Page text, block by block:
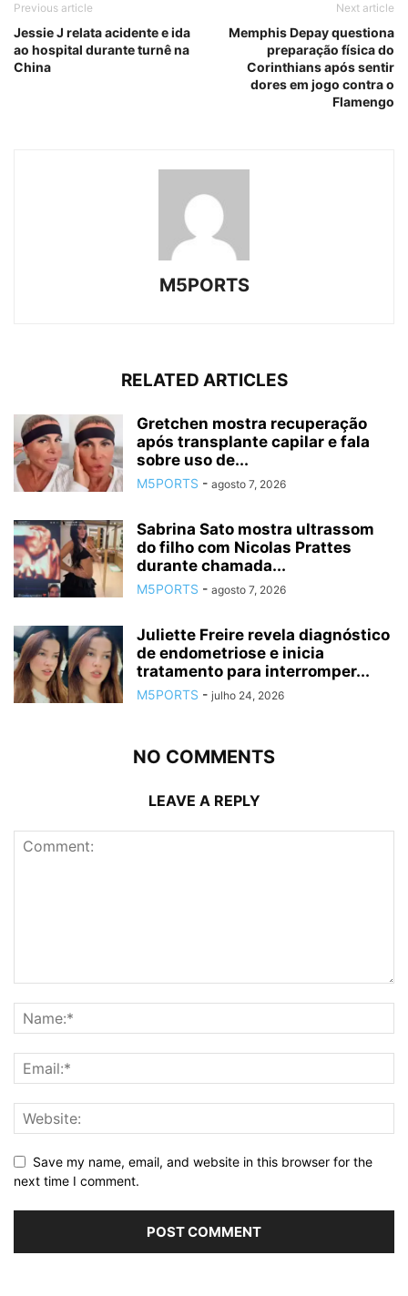
Previous article
Jessie J relata acidente e ida
ao hospital durante turnê na
China
Next article
Memphis Depay questiona
preparação física do
Corinthians após sentir
dores em jogo contra o
Flamengo
M5PORTS
RELATED ARTICLES
Gretchen mostra recuperação
após transplante capilar e fala
sobre uso de...
M5PORTS - agosto 7, 2026
Sabrina Sato mostra ultrassom
do filho com Nicolas Prattes
durante chamada...
M5PORTS - agosto 7, 2026
Juliette Freire revela diagnóstico
de endometriose e inicia
tratamento para interromper...
M5PORTS - julho 24, 2026
NO COMMENTS
LEAVE A REPLY
Save my name, email, and website in this browser for the
next time I comment.